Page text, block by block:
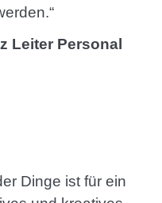
Leiter Personal
Dinge ist für ein